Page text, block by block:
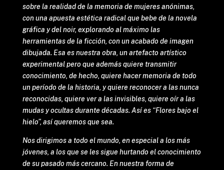
sobre la realidad de la memoria de mujeres anónimas,
con una apuesta estética radical que bebe de la novela
gráfica y del noir, explorando al máximo las
herramientas de la ficción, con un acabado de imagen
dibujada. Esa es nuestra obra, un artefacto artístico
experimental pero que además quiere transmitir
conocimiento, de hecho, quiere hacer memoria de todo
un período de la historia, y quiere reconocer a las nunca
reconocidas, quiere ver a las invisibles, quiere oír a las
mudas y ocultas durante décadas. Así es “Flores bajo el
hielo”, así queremos que sea.
Nos dirigimos a todo el mundo, en especial a los más
jóvenes, a los que se les sigue hurtando el conocimiento
de su pasado más cercano. En nuestra forma de